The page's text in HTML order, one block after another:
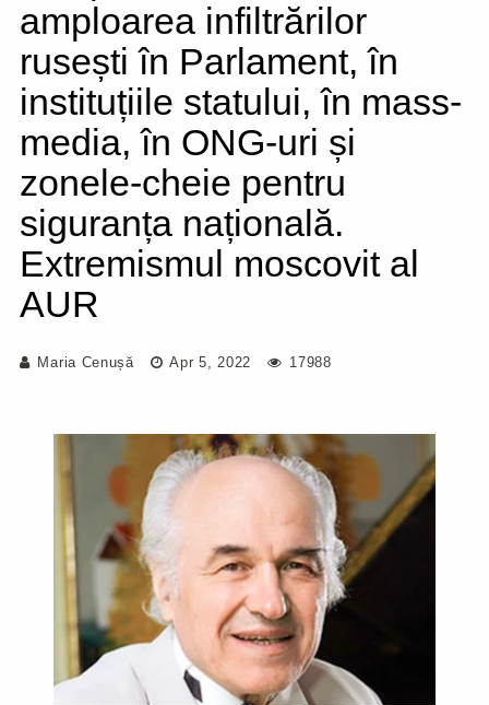
amploarea infiltrărilor
rusești în Parlament, în
instituțiile statului, în mass-
media, în ONG-uri și
zonele-cheie pentru
siguranța națională.
Extremismul moscovit al
AUR
Maria Cenușă Apr 5, 2022 17988